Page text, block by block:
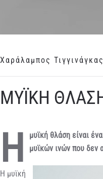
Χαράλαμπος
ΜΥΪΚΗ
Η
μυϊκή θλάση είναι
μυϊκών ινών που δεν
Η μυϊκή